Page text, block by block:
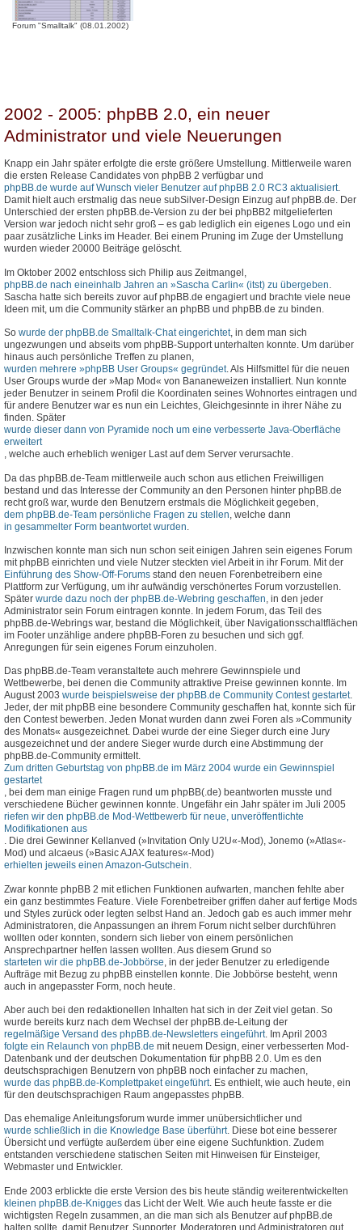
Forum "Smalltalk" (08.01.2002)
2002 - 2005: phpBB 2.0, ein neuer
Administrator und viele Neuerungen
Knapp ein Jahr später erfolgte die erste größere Umstellung. Mittlerweile waren
die ersten Release Candidates von phpBB 2 verfügbar und
phpBB.de wurde auf Wunsch vieler Benutzer auf phpBB 2.0 RC3 aktualisiert.
Damit hielt auch erstmalig das neue subSilver-Design Einzug auf phpBB.de. Der
Unterschied der ersten phpBB.de-Version zu der bei phpBB2 mitgelieferten
Version war jedoch nicht sehr groß – es gab lediglich ein eigenes Logo und ein
paar zusätzliche Links im Header. Bei einem Pruning im Zuge der Umstellung
wurden wieder 20000 Beiträge gelöscht.
Im Oktober 2002 entschloss sich Philip aus Zeitmangel,
phpBB.de nach eineinhalb Jahren an »Sascha Carlin« (itst) zu übergeben
Sascha hatte sich bereits zuvor auf phpBB.de engagiert und brachte viele neue
Ideen mit, um die Community stärker an phpBB und phpBB.de zu binden.
So wurde der phpBB.de Smalltalk-Chat eingerichtet, in dem man sich
ungezwungen und abseits vom phpBB-Support unterhalten konnte. Um darüber
hinaus auch persönliche Treffen zu planen,
wurden mehrere »phpBB User Groups« gegründet. Als Hilfsmittel für die neuen
User Groups wurde der »Map Mod« von Bananeweizen installiert. Nun konnte
jeder Benutzer in seinem Profil die Koordinaten seines Wohnortes eintragen und
für andere Benutzer war es nun ein Leichtes, Gleichgesinnte in ihrer Nähe zu
finden. Später
wurde dieser dann von Pyramide noch um eine verbesserte Java-Oberfläche
erweitert
, welche auch erheblich weniger Last auf dem Server verursachte.
Da das phpBB.de-Team mittlerweile auch schon aus etlichen Freiwilligen
bestand und das Interesse der Community an den Personen hinter phpBB.de
recht groß war, wurde den Benutzern erstmals die Möglichkeit gegeben,
dem phpBB.de-Team persönliche Fragen zu stellen , welche dann
in gesammelter Form beantwortet wurden
Inzwischen konnte man sich nun schon seit einigen Jahren sein eigenes Forum
mit phpBB einrichten und viele Nutzer steckten viel Arbeit in ihr Forum. Mit der
Einführung des Show-Off-Forums stand den neuen Forenbetreibern eine
Plattform zur Verfügung, um ihr aufwändig verschönertes Forum vorzustellen.
Später wurde dazu noch der phpBB.de-Webring geschaffen, in den jeder
Administrator sein Forum eintragen konnte. In jedem Forum, das Teil des
phpBB.de-Webrings war, bestand die Möglichkeit, über Navigationsschaltflächen
im Footer unzählige andere phpBB-Foren zu besuchen und sich ggf.
Anregungen für sein eigenes Forum einzuholen.
Das phpBB.de-Team veranstaltete auch mehrere Gewinnspiele und
Wettbewerbe, bei denen die Community attraktive Preise gewinnen konnte. Im
August 2003 wurde beispielsweise der phpBB.de Community Contest gestartet.
Jeder, der mit phpBB eine besondere Community geschaffen hat, konnte sich für
den Contest bewerben. Jeden Monat wurden dann zwei Foren als »Community
des Monats« ausgezeichnet. Dabei wurde der eine Sieger durch eine Jury
ausgezeichnet und der andere Sieger wurde durch eine Abstimmung der
phpBB.de-Community ermittelt.
Zum dritten Geburtstag von phpBB.de im März 2004 wurde ein Gewinnspiel
gestartet
, bei dem man einige Fragen rund um phpBB(.de) beantworten musste und
verschiedene Bücher gewinnen konnte. Ungefähr ein Jahr später im Juli 2005
riefen wir den phpBB.de Mod-Wettbewerb für neue, unveröffentlichte
Modifikationen aus
. Die drei Gewinner Kellanved (»Invitation Only U2U«-Mod), Jonemo (»Atlas«-
Mod) und alcaeus (»Basic AJAX features«-Mod)
erhielten jeweils einen Amazon-Gutschein.
Zwar konnte phpBB 2 mit etlichen Funktionen aufwarten, manchen fehlte aber
ein ganz bestimmtes Feature. Viele Forenbetreiber griffen daher auf fertige Mods
und Styles zurück oder legten selbst Hand an. Jedoch gab es auch immer mehr
Administratoren, die Anpassungen an ihrem Forum nicht selber durchführen
wollten oder konnten, sondern sich lieber von einem persönlichen
Ansprechpartner helfen lassen wollten. Aus diesem Grund so
starteten wir die phpBB.de-Jobbörse , in der jeder Benutzer zu erledigende
Aufträge mit Bezug zu phpBB einstellen konnte. Die Jobbörse besteht, wenn
auch in angepasster Form, noch heute.
Aber auch bei den redaktionellen Inhalten hat sich in der Zeit viel getan. So
wurde bereits kurz nach dem Wechsel der phpBB.de-Leitung der
regelmäßige Versand des phpBB.de-Newsletters eingeführt. Im April 2003
folgte ein Relaunch von phpBB.de mit neuem Design, einer verbesserten Mod-
Datenbank und der deutschen Dokumentation für phpBB 2.0. Um es den
deutschsprachigen Benutzern von phpBB noch einfacher zu machen,
wurde das phpBB.de-Komplettpaket eingeführt. Es enthielt, wie auch heute, ein
für den deutschsprachigen Raum angepasstes phpBB.
Das ehemalige Anleitungsforum wurde immer unübersichtlicher und
wurde schließlich in die Knowledge Base überführt. Diese bot eine besserer
Übersicht und verfügte außerdem über eine eigene Suchfunktion. Zudem
entstanden verschiedene statischen Seiten mit Hinweisen für Einsteiger,
Webmaster und Entwickler.
Ende 2003 erblickte die erste Version des bis heute ständig weiterentwickelten
kleinen phpBB.de-Knigges das Licht der Welt. Wie auch heute fasste er die
wichtigsten Regeln zusammen, an die man sich als Benutzer auf phpBB.de
halten sollte, damit Benutzer, Supporter, Moderatoren und Administratoren gut